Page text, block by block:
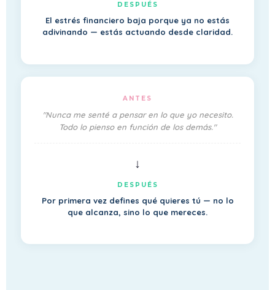
DESPUÉS
El estrés financiero baja porque ya no estás
adivinando — estás actuando desde claridad.
ANTES
"Nunca me senté a pensar en lo que yo necesito.
Todo lo pienso en función de los demás."
↓
DESPUÉS
Por primera vez defines qué quieres tú — no lo
que alcanza, sino lo que mereces.